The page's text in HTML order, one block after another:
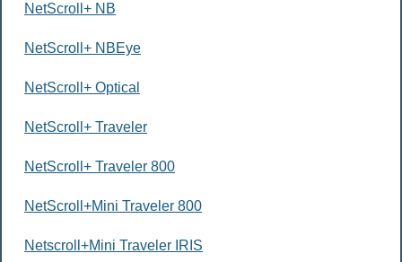
NetScroll+ NB
NetScroll+ NBEye
NetScroll+ Optical
NetScroll+ Traveler
NetScroll+ Traveler 800
NetScroll+Mini Traveler 800
Netscroll+Mini Traveler IRIS